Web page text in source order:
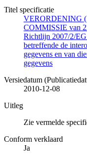
Titel specificatie
VERORDENING
COMMISSIE van
Richtlijn 2007/2/EG
betreffende de
gegevens en van
gegevens
Versiedatum
2010-12-08
Uitleg
Zie vermelde
Conform verklaard
Ja